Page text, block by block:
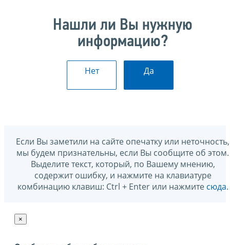
Нашли ли Вы нужную
информацию?
Нет Да
Если Вы заметили на сайте опечатку или неточность,
мы будем признательны, если Вы сообщите об этом.
Выделите текст, который, по Вашему мнению,
содержит ошибку, и нажмите на клавиатуре
комбинацию клавиш: Ctrl + Enter или нажмите сюда.
×